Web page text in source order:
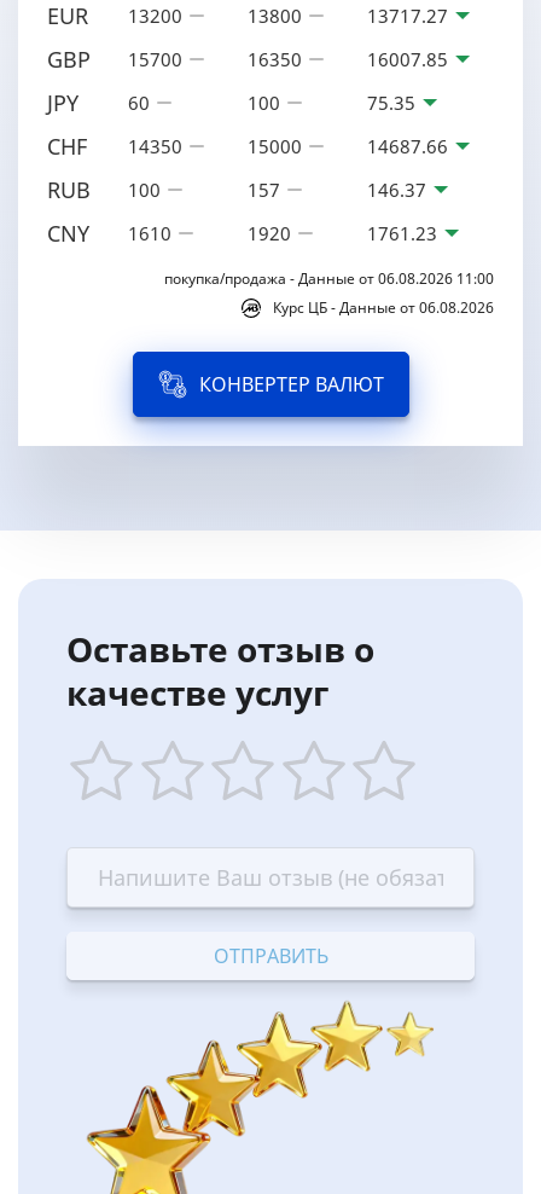
EUR 13200 13800 13717.27
GBP 15700 16350 16007.85
JPY 60 100 75.35
CHF 14350 15000 14687.66
RUB 100 157 146.37
CNY 1610 1920 1761.23
покупка/продажа - Данные от 06.08.2026 11:00
Курс ЦБ - Данные от 06.08.2026
КОНВЕРТЕР ВАЛЮТ
Оставьте отзыв о
качестве услуг
star
Terrible
stars
—
Bad
stars
—
OK
stars
—
Good
stars
—
Excellent